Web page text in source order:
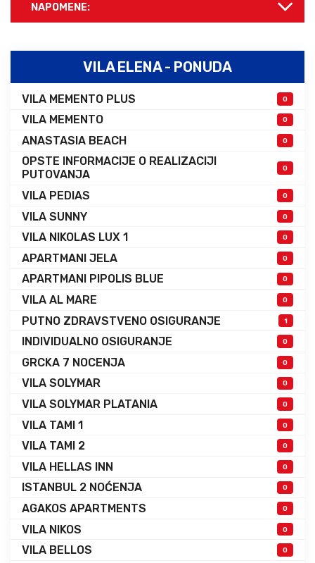
NAPOMENE:
VILA ELENA - PONUDA
VILA MEMENTO PLUS 0
VILA MEMENTO 0
ANASTASIA BEACH 0
OPSTE INFORMACIJE O REALIZACIJI
PUTOVANJA
0
VILA PEDIAS 0
VILA SUNNY 0
VILA NIKOLAS LUX 1 0
APARTMANI JELA 0
APARTMANI PIPOLIS BLUE 0
VILA AL MARE 0
PUTNO ZDRAVSTVENO OSIGURANJE 1
INDIVIDUALNO OSIGURANJE 0
GRCKA 7 NOCENJA 0
VILA SOLYMAR 0
VILA SOLYMAR PLATANIA 0
VILA TAMI 1 0
VILA TAMI 2 0
VILA HELLAS INN 0
ISTANBUL 2 NOĆENJA 0
AGAKOS APARTMENTS 0
VILA NIKOS 0
VILA BELLOS 0